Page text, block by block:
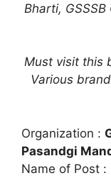
Bharti,
Must visit this
Various
Organization :
Pasandgi
Name of Post :